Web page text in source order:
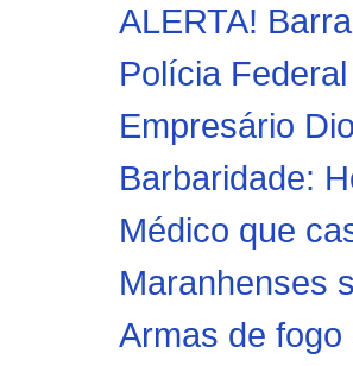
ALERTA!
Polícia
Empresário
Barbaridade:
Médico que
Maranhenses
Armas de